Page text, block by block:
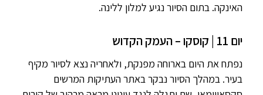
האינקה. בתום הסיור נגיע למלון ללינה.
יום 11 | קוסקו – העמק הקדוש
נפתח את היום בארוחה מפנקת, ולאחריה נצא לסיור מקיף
בעיר. במהלך הסיור נבקר באתר העתיקות המרשים